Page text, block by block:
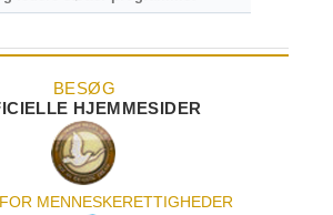
BESØG
HJEMMESIDER
MENNESKE­RETTIGHEDER